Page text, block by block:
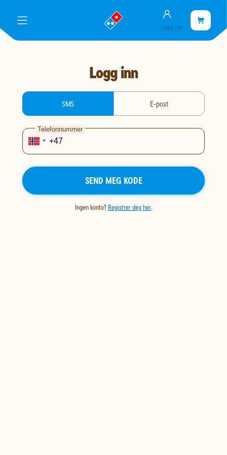
meny
gå
til
landingssiden
Konto
Logg inn
er
tom
Logg inn
login-type
SMS E-post
Telefonnummer
SEND MEG KODE
Ingen konto? Registrer deg her.